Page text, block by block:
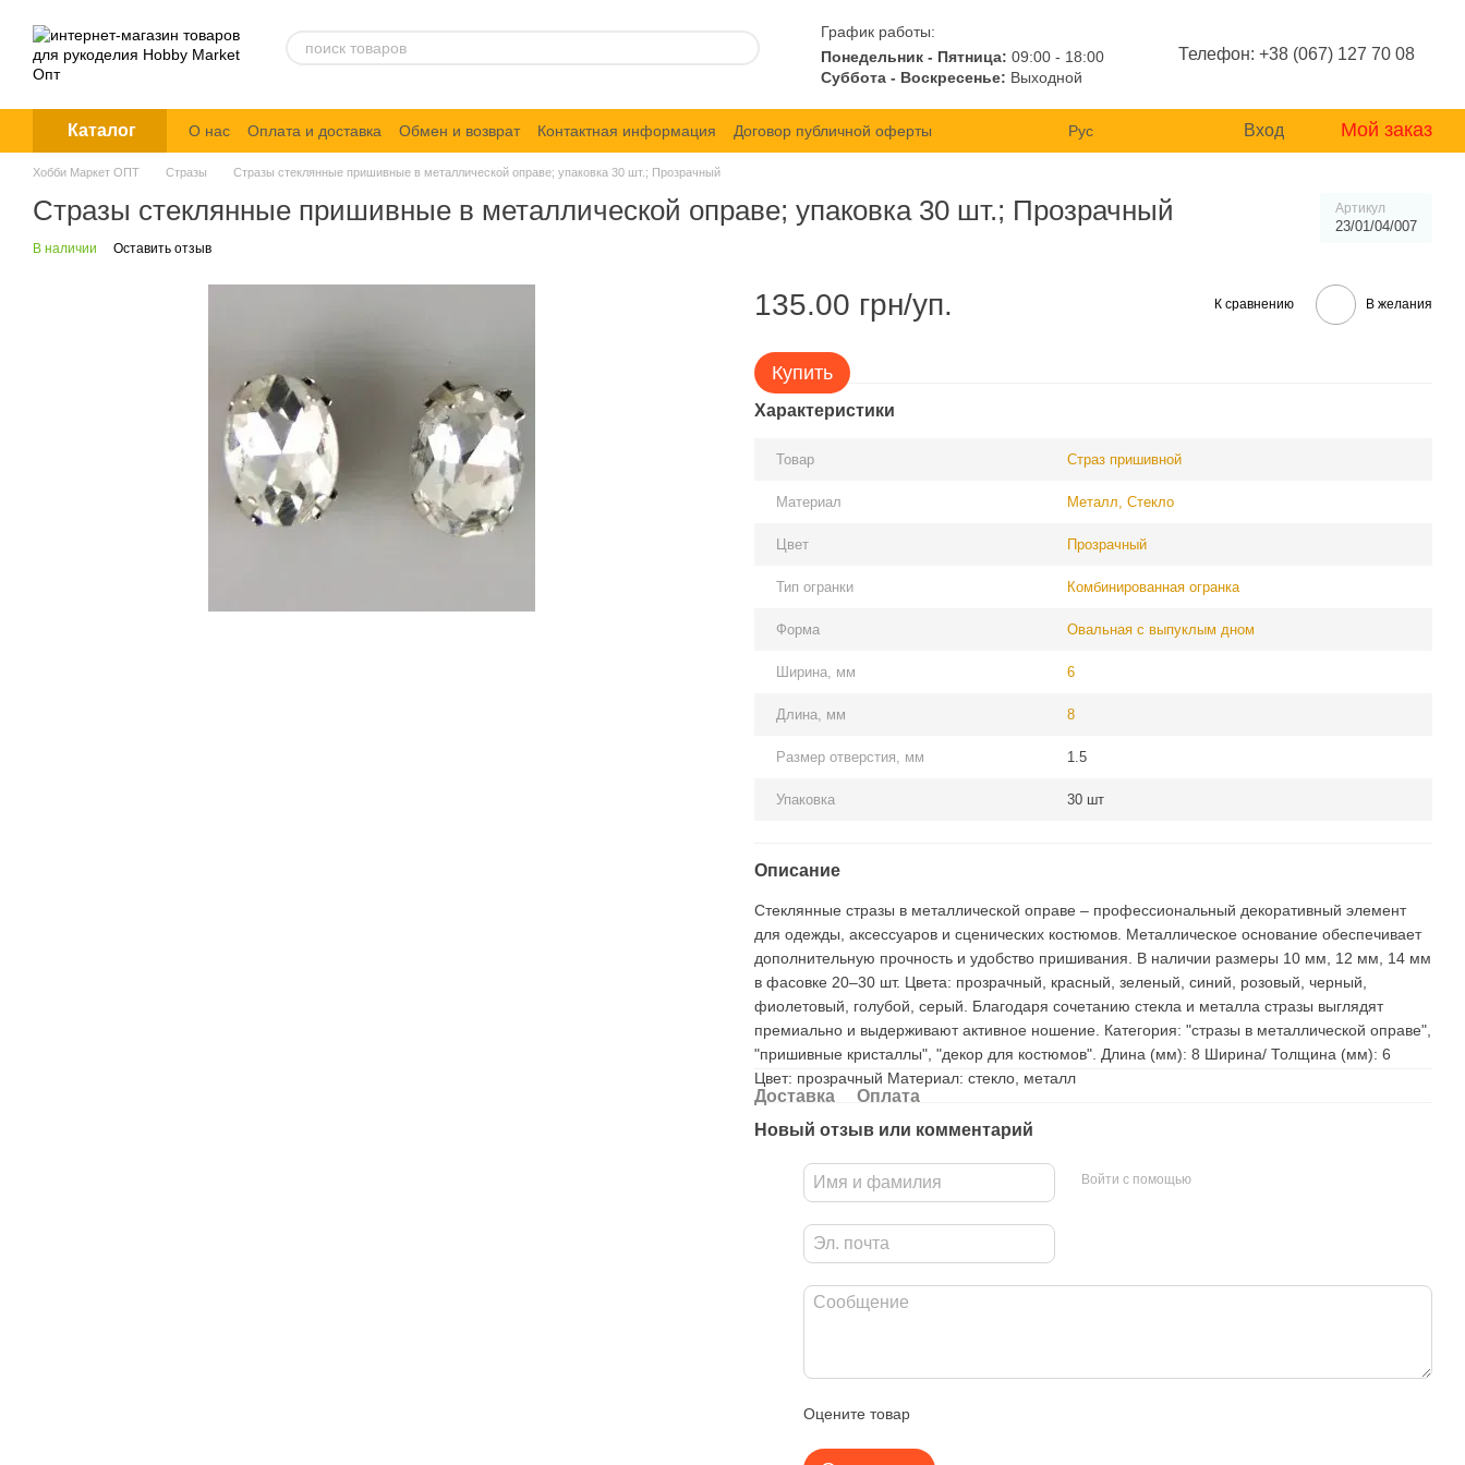
График работы:
Понедельник - Пятница: 09:00 - 18:00
Суббота - Воскресенье: Выходной
Телефон: +38 (067) 127 70 08
Каталог О нас Оплата и доставка Обмен и возврат Контактная информация
Договор публичной оферты
Политика конфиденциальности
Рус Вход Мой заказ
Хобби Маркет ОПТ Стразы Стразы стеклянные пришивные в металлической оправе; упаковка 30 шт.; Прозрачный
Стразы стеклянные пришивные в металлической оправе; упаковка 30 шт.; Прозрачный Артикул
23/01/04/007
В наличии Оставить отзыв
135.00 грн/уп. К сравнению В желания
Купить
Характеристики
Товар Страз пришивной
Материал Металл, Cтекло
Цвет Прозрачный
Тип огранки Комбинированная огранка
Форма Овальная с выпуклым дном
Ширина, мм 6
Длина, мм 8
Размер отверстия, мм 1.5
Упаковка 30 шт
Описание
Стеклянные стразы в металлической оправе – профессиональный декоративный элемент
для одежды, аксессуаров и сценических костюмов. Металлическое основание обеспечивает
дополнительную прочность и удобство пришивания. В наличии размеры 10 мм, 12 мм, 14 мм
в фасовке 20–30 шт. Цвета: прозрачный, красный, зеленый, синий, розовый, черный,
фиолетовый, голубой, серый. Благодаря сочетанию стекла и металла стразы выглядят
премиально и выдерживают активное ношение. Категория: "стразы в металлической оправе",
"пришивные кристаллы", "декор для костюмов". Длина (мм): 8 Ширина/ Толщина (мм): 6
Цвет: прозрачный Материал: стекло, металл
Доставка
Оплата
Новый отзыв или комментарий
Войти с помощью
Оцените товар